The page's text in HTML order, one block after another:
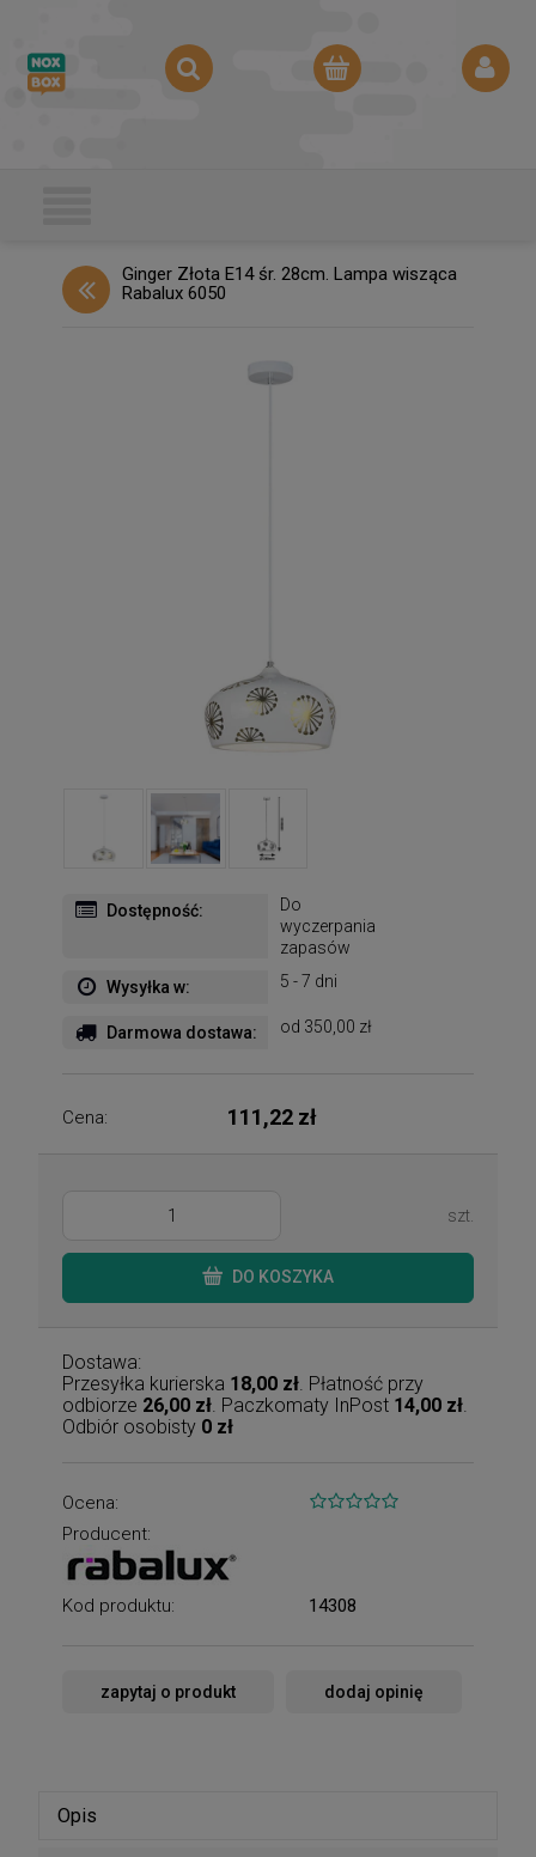
Ginger Złota E14 śr. 28cm. Lampa wisząca
Rabalux 6050
Dostępność:
Do
wyczerpania
zapasów
Wysyłka w: 5 - 7 dni
Darmowa dostawa: od 350,00 zł
Cena: 111,22 zł
szt.
DO KOSZYKA
Dostawa:
Przesyłka kurierska 18,00 zł . Płatność przy
odbiorze 26,00 zł . Paczkomaty InPost 14,00 zł
Odbiór osobisty 0 zł
Ocena:
Producent:
Kod produktu: 14308
zapytaj o produkt dodaj opinię
Opis